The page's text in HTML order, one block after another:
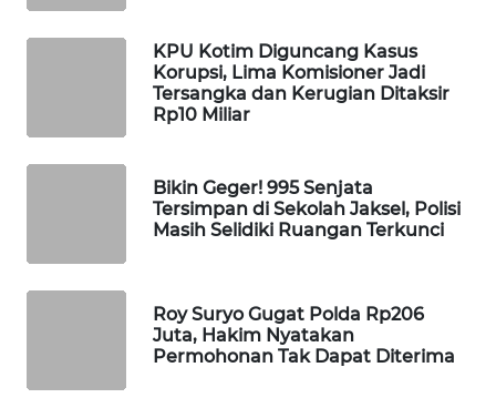
KPU Kotim Diguncang Kasus
Korupsi, Lima Komisioner Jadi
Tersangka dan Kerugian Ditaksir
Rp10 Miliar
Bikin Geger! 995 Senjata
Tersimpan di Sekolah Jaksel, Polisi
Masih Selidiki Ruangan Terkunci
Roy Suryo Gugat Polda Rp206
Juta, Hakim Nyatakan
Permohonan Tak Dapat Diterima
WAHANA
UMKM